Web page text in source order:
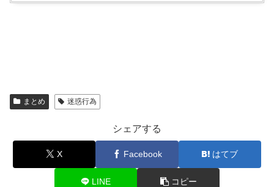
まとめ 迷惑行為
シェアする
X Facebook はてブ
LINE コピー